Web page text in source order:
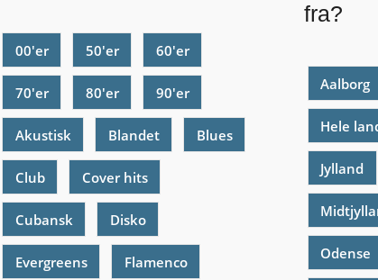
00'er 50'er 60'er
70'er 80'er 90'er
Akustisk Blandet Blues
Club Cover hits
Cubansk Disko
Evergreens Flamenco
fra?
Aalborg
Hele
Jylland
Odense